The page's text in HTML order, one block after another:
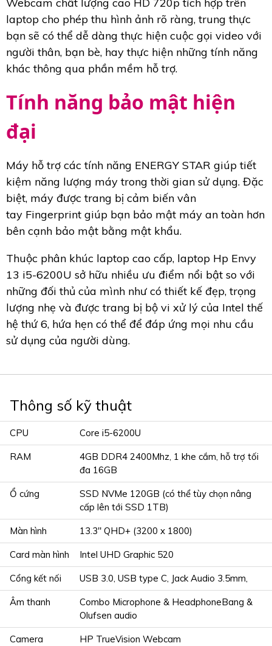
Webcam chất lượng cao HD 720p tích hợp trên
laptop cho phép thu hình ảnh rõ ràng, trung thực
bạn sẽ có thể dễ dàng thực hiện cuộc gọi video với
người thân, bạn bè, hay thực hiện những tính năng
khác thông qua phần mềm hỗ trợ.
Tính năng bảo mật hiện
đại
Máy hỗ trợ các tính năng ENERGY STAR giúp tiết
kiệm năng lượng máy trong thời gian sử dụng. Đặc
biệt, máy được trang bị cảm biến vân
tay Fingerprint giúp bạn bảo mật máy an toàn hơn
bên cạnh bảo mật bằng mật khẩu.
Thuộc phân khúc laptop cao cấp, laptop Hp Envy
13 i5-6200U sở hữu nhiều ưu điểm nổi bật so với
những đối thủ của mình như có thiết kế đẹp, trọng
lượng nhẹ và được trang bị bộ vi xử lý của Intel thế
hệ thứ 6, hứa hẹn có thể để đáp ứng mọi nhu cầu
sử dụng của người dùng.
Thông số kỹ thuật
CPU Core i5-6200U
RAM
4GB DDR4 2400Mhz, 1 khe cắm, hỗ trợ tối
đa 16GB
Ổ cứng
SSD NVMe 120GB (có thể tùy chọn nâng
cấp lên tới SSD 1TB)
Màn hình 13.3" QHD+ (3200 x 1800)
Card màn hình Intel UHD Graphic 520
Cổng kết nối USB 3.0, USB type C, Jack Audio 3.5mm,
Âm thanh
Combo Microphone & HeadphoneBang &
Olufsen audio
Camera
HP TrueVision Webcam